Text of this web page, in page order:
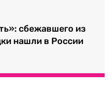
сбежавшего из
нашли в России